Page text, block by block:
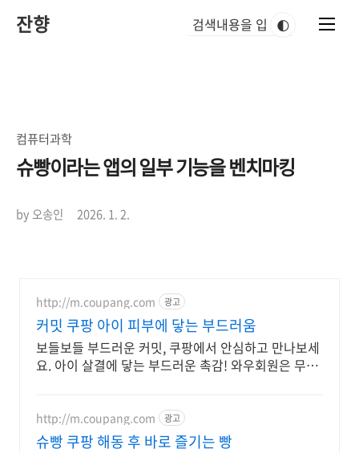
잔향 🌓
컴퓨터과학
슈빵이라는 앱의 일부 기능을 벤치마킹
by 오송인 2026. 1. 2.
http://m.coupang.com 광고
커밋 쿠팡 아이 피부에 닿는 부드러움
보들보들 부드러운 커밋, 쿠팡에서 안심하고 만나보세
요. 아이 살결에 닿는 부드러운 촉감! 와우회원은 무료
http://m.coupang.com 광고
슈빵 쿠팡 해동 후 바로 즐기는 빵